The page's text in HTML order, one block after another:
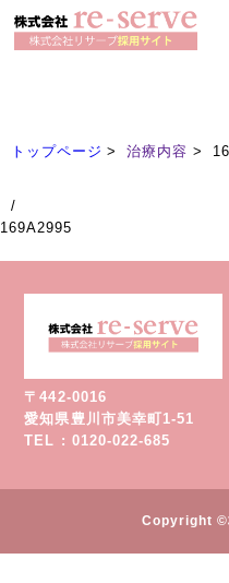
Treatment
トップページ 治療内容
/
169A2995
〒442-0016
愛知県豊川市美幸町1-51
TEL : 0120-022-685
Copyright ©